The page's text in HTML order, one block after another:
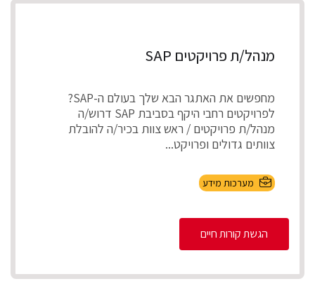
מנהל/ת פרויקטים SAP
מחפשים את האתגר הבא שלך בעולם ה-SAP?
לפרויקטים רחבי היקף בסביבת SAP דרוש/ה
מנהל/ת פרויקטים / ראש צוות בכיר/ה להובלת
צוותים גדולים ופרויקט...
מערכות מידע
הגשת קורות חיים